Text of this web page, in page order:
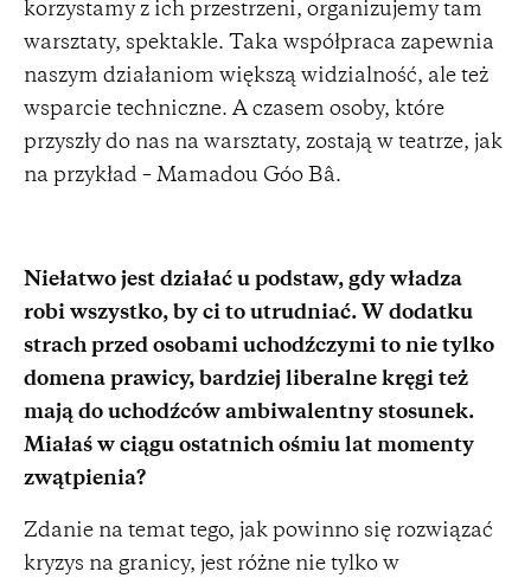
korzystamy z ich przestrzeni, organizujemy tam
warsztaty, spektakle. Taka współpraca zapewnia
naszym działaniom większą widzialność, ale też
wsparcie techniczne. A czasem osoby, które
przyszły do nas na warsztaty, zostają w teatrze, jak
na przykład – Mamadou Góo Bâ.
Niełatwo jest działać u podstaw, gdy władza
robi wszystko, by ci to utrudniać. W dodatku
strach przed osobami uchodźczymi to nie tylko
domena prawicy, bardziej liberalne kręgi też
mają do uchodźców ambiwalentny stosunek.
Miałaś w ciągu ostatnich ośmiu lat momenty
zwątpienia?
Zdanie na temat tego, jak powinno się rozwiązać
kryzys na granicy, jest różne nie tylko w